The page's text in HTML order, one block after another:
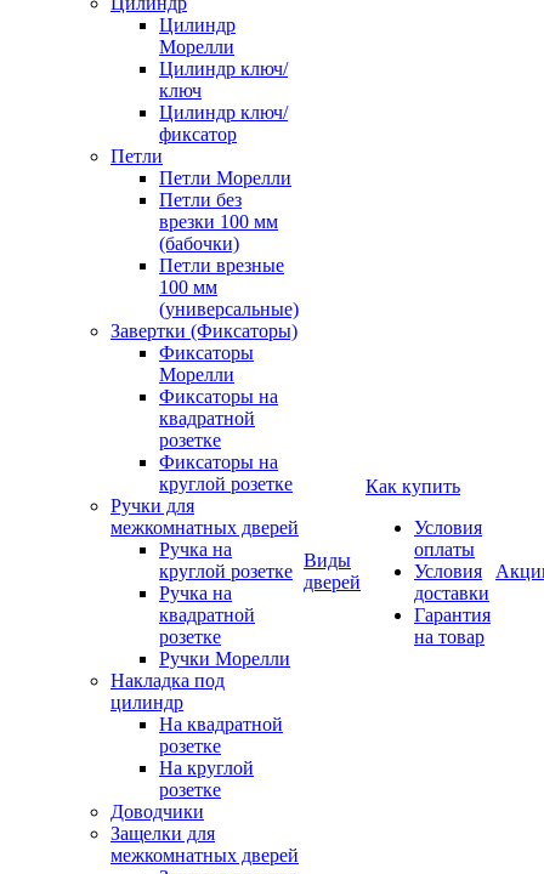
Цилиндр
Морелли
Цилиндр ключ/
ключ
Цилиндр ключ/
фиксатор
Петли
Петли Морелли
Петли без
врезки 100 мм
(бабочки)
Петли врезные
100 мм
(универсальные)
Завертки (Фиксаторы)
Фиксаторы
Морелли
Фиксаторы на
квадратной
розетке
Фиксаторы на
круглой розетке
Ручки для
межкомнатных дверей
Ручка на
круглой розетке
Ручка на
квадратной
розетке
Ручки Морелли
Накладка под
цилиндр
На квадратной
розетке
На круглой
розетке
Доводчики
Защелки для
межкомнатных дверей
Виды
дверей
Как купить
Условия
оплаты
Условия
доставки
Гарантия
на товар